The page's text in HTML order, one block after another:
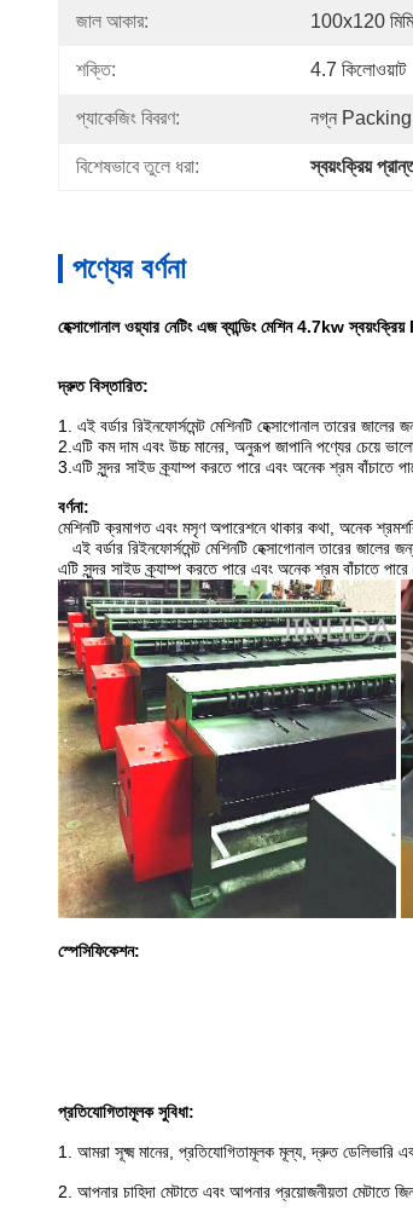
জাল আকার: 100x120 মিমি
শক্তি: 4.7 কিলোওয়াট
প্যাকেজিং বিবরণ: নগ্ন Packing
বিশেষভাবে তুলে ধরা: স্বয়ংক্রিয়
পণ্যের বর্ণনা
হেক্সাগোনাল ওয়্যার নেটিং এজ ব্যান্ডিং মেশিন 4.7kw
দ্রুত বিস্তারিত:
1. এই বর্ডার রিইনফোর্সমেন্ট মেশিনটি হেক্সাগোনাল তারের জালের
2.এটি কম দাম এবং উচ্চ মানের, অনুরূপ জাপানি পণ্যের চেয়ে
3.এটি সুন্দর সাইড ক্র্যাম্প করতে পারে এবং অনেক শ্রম বাঁচাতে
বর্ণনা:
মেশিনটি ক্রমাগত এবং মসৃণ অপারেশনে থাকার কথা, অনেক
এই বর্ডার রিইনফোর্সমেন্ট মেশিনটি হেক্সাগোনাল তারের
এটি সুন্দর সাইড ক্র্যাম্প করতে পারে এবং অনেক শ্রম বাঁচাতে
স্পেসিফিকেশন:
প্রতিযোগিতামূলক সুবিধা:
1. আমরা সূক্ষ্ম মানের, প্রতিযোগিতামূলক মূল্য, দ্রুত ডেলিভারি
2. আপনার চাহিদা মেটাতে এবং আপনার প্রয়োজনীয়তা মেটাতে